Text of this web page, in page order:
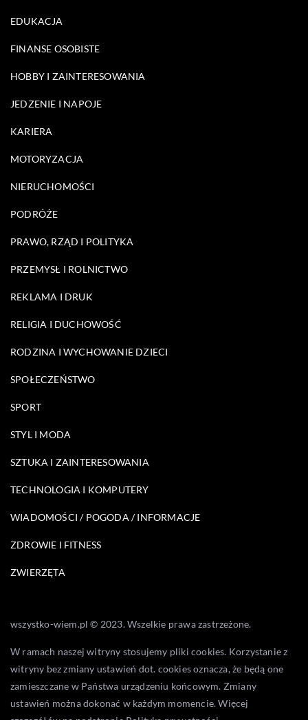
EDUKACJA
FINANSE OSOBISTE
HOBBY I ZAINTERESOWANIA
JEDZENIE I NAPOJE
KARIERA
MOTORYZACJA
NIERUCHOMOŚCI
PODRÓŻE
PRAWO, RZĄD I POLITYKA
PRZEMYSŁ I ROLNICTWO
REKLAMA I DRUK
RELIGIA I DUCHOWOŚĆ
RODZINA I WYCHOWANIE DZIECI
SPOŁECZEŃSTWO
SPORT
STYL I MODA
SZTUKA I ZAINTERESOWANIA
TECHNOLOGIA I KOMPUTERY
WIADOMOŚCI / POGODA / INFORMACJE
ZDROWIE I FITNESS
ZWIERZĘTA
wszystko-wiem.pl © 2023. Wszelkie prawa zastrzeżone.
W ramach naszej witryny stosujemy pliki cookies. Korzystanie z
witryny bez zmiany ustawień dot. cookies oznacza, że będą one
zamieszczane w Państwa urządzeniu końcowym. Zmiany
ustawień można dokonać w każdym momencie. Więcej